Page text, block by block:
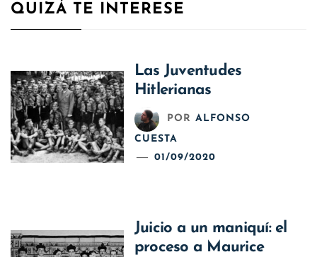
QUIZÁ TE INTERESE
Las Juventudes
Hitlerianas
POR ALFONSO
CUESTA
01/09/2020
Juicio a un maniquí: el
proceso a Maurice